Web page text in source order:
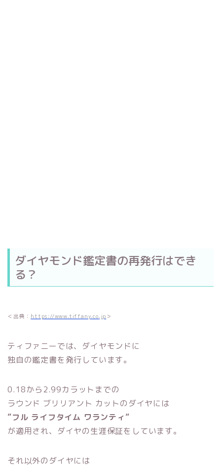
ダイヤモンド鑑定書の再発行はでき
る？
＜出典： https://www.tiffany.co.jp ＞
ティファニーでは、ダイヤモンドに
独自の鑑定書を発行しています。
0.18から2.99カラットまでの
ラウンド ブリリアント カットのダイヤには
”フル ライフタイム ワランティ”
が適用され、ダイヤの生涯保証をしています。
それ以外のダイヤには